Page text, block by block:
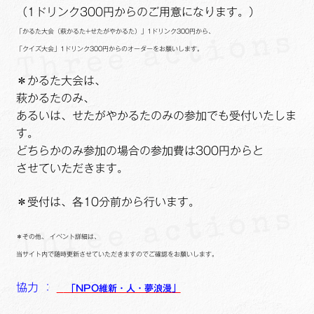
（1ドリンク300円からのご用意になります。）
「かるた大会（萩かるた+せたがやかるた）」1ドリンク300円から、
「クイズ大会」1ドリンク300円からのオーダーをお願いします。
＊かるた大会は、
萩かるたのみ、
あるいは、せたがやかるたのみの参加でも受付いたしま
す。
どちらかのみ参加の場合の参加費は300円からと
させていただきます。
＊受付は、各10分前から行います。
＊その他、 イベント詳細は、
当サイト内で随時更新させていただきますのでご確認をお願いします。
協力 ： 「NPO維新・人・夢浪漫」